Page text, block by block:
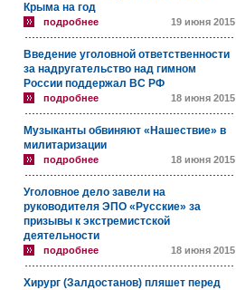
Крыма на год
подробнее 19 июня 2015
Введение уголовной ответственности
за надругательство над гимном
России поддержал ВС РФ
подробнее 18 июня 2015
Музыканты обвиняют «Нашествие» в
милитаризации
подробнее 18 июня 2015
Уголовное дело завели на
руководителя ЭПО «Русские» за
призывы к экстремистской
деятельности
подробнее 18 июня 2015
Хирург (Залдостанов) пляшет перед